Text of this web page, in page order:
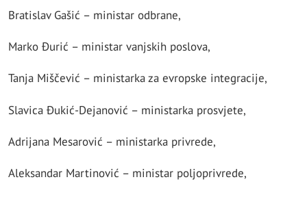
Bratislav Gašić – ministar odbrane,
Marko Đurić – ministar vanjskih poslova,
Tanja Miščević – ministarka za evropske integracije,
Slavica Đukić-Dejanović – ministarka prosvjete,
Adrijana Mesarović – ministarka privrede,
Aleksandar Martinović – ministar poljoprivrede,